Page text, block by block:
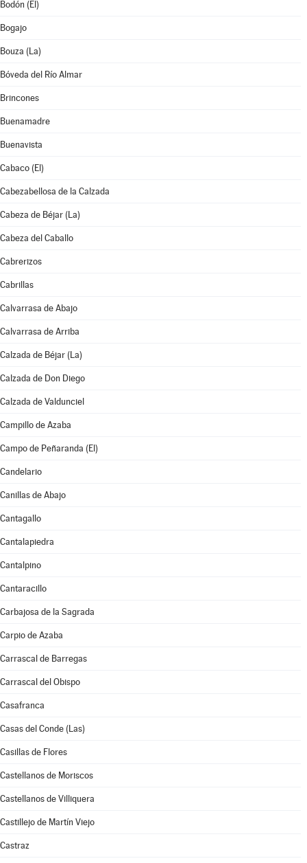
Bodón (El)
Bogajo
Bouza (La)
Bóveda del Río Almar
Brincones
Buenamadre
Buenavista
Cabaco (El)
Cabezabellosa de la Calzada
Cabeza de Béjar (La)
Cabeza del Caballo
Cabrerizos
Cabrillas
Calvarrasa de Abajo
Calvarrasa de Arriba
Calzada de Béjar (La)
Calzada de Don Diego
Calzada de Valdunciel
Campillo de Azaba
Campo de Peñaranda (El)
Candelario
Canillas de Abajo
Cantagallo
Cantalapiedra
Cantalpino
Cantaracillo
Carbajosa de la Sagrada
Carpio de Azaba
Carrascal de Barregas
Carrascal del Obispo
Casafranca
Casas del Conde (Las)
Casillas de Flores
Castellanos de Moriscos
Castellanos de Villiquera
Castillejo de Martín Viejo
Castraz